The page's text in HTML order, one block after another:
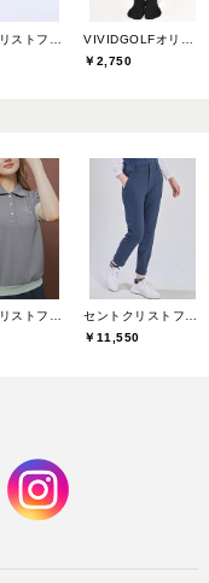
￥2,750
セントクリストファーゴルフ(St.ChristopherGolf)
セントクリストファーゴルフ(St.ChristopherGolf)
￥11,550